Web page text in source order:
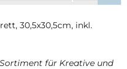
30,5x30,5cm, inkl.
für Kreative und